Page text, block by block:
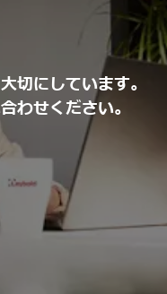
切にしています。
わせください。